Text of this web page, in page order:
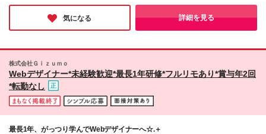
い雰囲気が印象的でした！
研修体制も充実しているため、未経験の方でも安心してスタート
できそうな雰囲気。長く安心して働きたい方にぜひおすすめした
い会社です♪
気になる 詳細を見る
株式会社Ｇｉｚｕｍｏ
Webデザイナー*未経験歓迎*最長1年研修*フルリモあり*賞与年2回
*転勤なし
最長1年、がっつり学んでWebデザイナーへ☆.＋